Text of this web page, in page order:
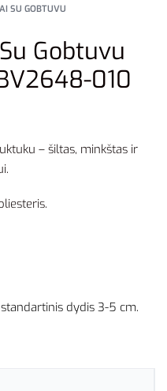
SU GOBTUVU
Gobtuvu
010
– šiltas, minkštas ir
dydis 3-5 cm.